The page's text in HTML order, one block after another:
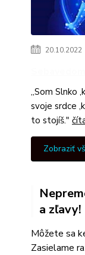
20.10.2022
,,Som Slnko
svoje srdce
to stojíš."
Zobraziť
a zľavy!
Môžete sa
Zasielame